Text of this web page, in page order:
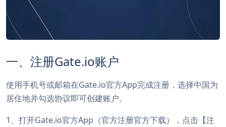
一、注册Gate.io账户
使用手机号或邮箱在Gate.io官方App完成注册，选择中国为
居住地并勾选协议即可创建账户。
1、打开Gate.io官方App（官方注册官方下载），点击【注